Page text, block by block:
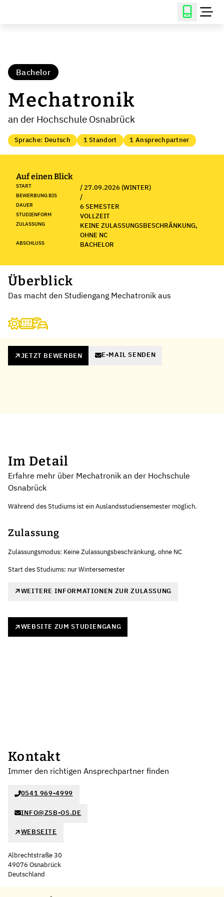
Bachelor
Mechatronik
an der Hochschule Osnabrück
Sprache: Deutsch 1 Standort 1 Ansprechpartner
Auf einen Blick
START / 27.09.2026 (WINTER)
BEWERBUNG BIS /
DAUER 6 SEMESTER
STUDIENFORM VOLLZEIT
ZULASSUNG
KEINE ZULASSUNGSBESCHRÄNKUNG,
OHNE NC
ABSCHLUSS BACHELOR
Überblick
Das macht den Studiengang Mechatronik aus
JETZT BEWERBEN E-MAIL SENDEN
Im Detail
Erfahre mehr über Mechatronik an der Hochschule
Osnabrück
Während des Studiums ist ein Auslandsstudiensemester möglich.
Zulassung
Zulassungsmodus: Keine Zulassungsbeschränkung, ohne NC
Start des Studiums: nur Wintersemester
WEITERE INFORMATIONEN ZUR ZULASSUNG
WEBSITE ZUM STUDIENGANG
Kontakt
Immer den richtigen Ansprechpartner finden
0541 969-4999
INFO@ZSB-OS.DE
WEBSEITE
Albrechtstraße 30
49076 Osnabrück
Deutschland